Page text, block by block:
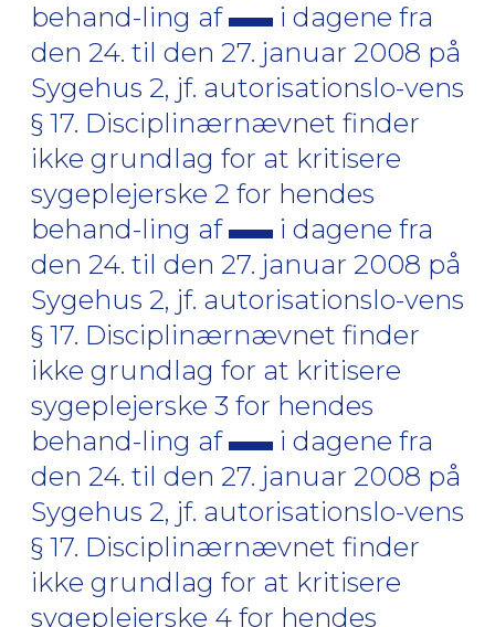
behand-ling af
i dagene fra
den 24. til den 27. januar 2008 på
Sygehus 2, jf. autorisationslo-vens
§ 17. Disciplinærnævnet finder
ikke grundlag for at kritisere
sygeplejerske 2 for hendes
behand-ling af
i dagene fra
den 24. til den 27. januar 2008 på
Sygehus 2, jf. autorisationslo-vens
§ 17. Disciplinærnævnet finder
ikke grundlag for at kritisere
sygeplejerske 3 for hendes
behand-ling af
i dagene fra
den 24. til den 27. januar 2008 på
Sygehus 2, jf. autorisationslo-vens
§ 17. Disciplinærnævnet finder
ikke grundlag for at kritisere
sygeplejerske 4 for hendes